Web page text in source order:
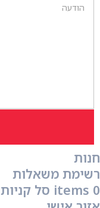
חנות
רשימת משאלות
0
items סל קניות